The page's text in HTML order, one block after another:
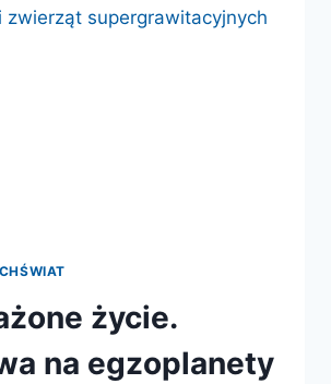
życie.
na egzoplanety